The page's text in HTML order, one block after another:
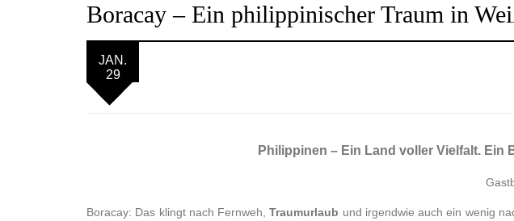
Boracay – Ein philippinischer Traum in
JAN.
29
Philippinen – Ein Land voller Vielfalt.
Boracay: Das klingt nach Fernweh,Traumurlaub und irgendwie auch ein wenig